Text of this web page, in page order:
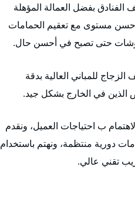
بفضل العمالة المؤهلة
مستوى مع تعقيم الحمامات
حتى تصبح في أحسن حال.
للمباني العالية بدقة
الذين في الخارج بشكل جيد.
ب احتياجات العميل، ونقدم
دورية منتظمة، ونهتم باستخدام
تقني عالي.